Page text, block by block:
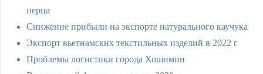
перца
Снижение прибыли на экспорте натурального каучука
Экспорт вьетнамских текстильных изделий в 2022 г
Проблемы логистики города Хошимин